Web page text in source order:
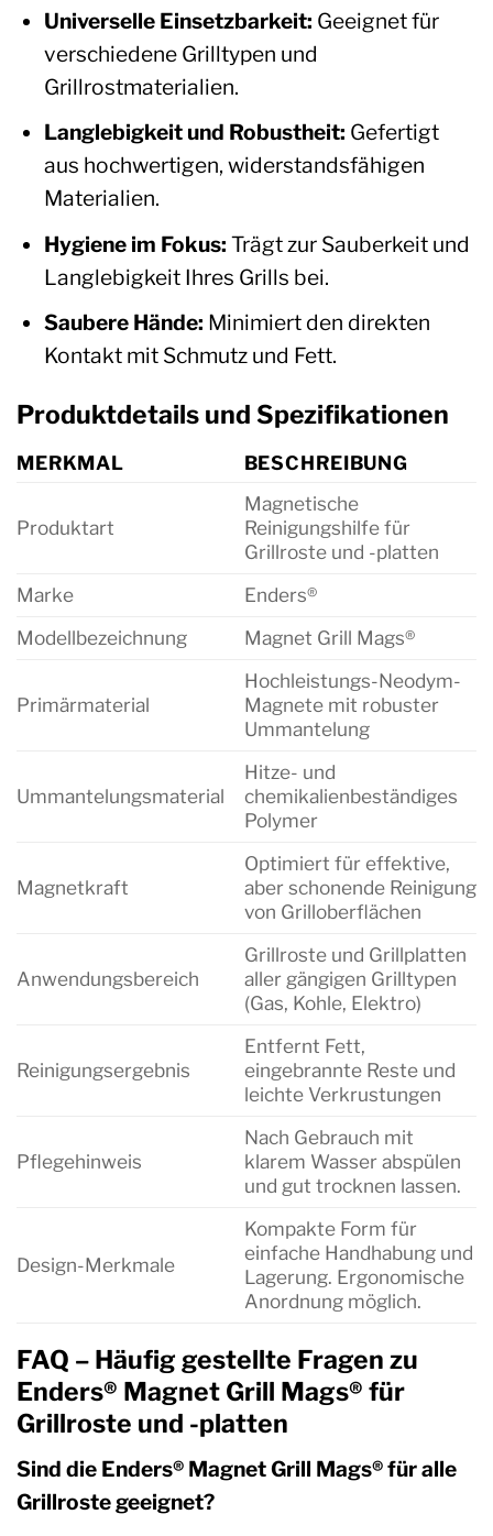
Universelle Einsetzbarkeit: Geeignet für
verschiedene Grilltypen und
Grillrostmaterialien.
Langlebigkeit und Robustheit: Gefertigt
aus hochwertigen, widerstandsfähigen
Materialien.
Hygiene im Fokus: Trägt zur Sauberkeit und
Langlebigkeit Ihres Grills bei.
Saubere Hände: Minimiert den direkten
Kontakt mit Schmutz und Fett.
Produktdetails und Spezifikationen
MERKMAL BESCHREIBUNG
Produktart
Magnetische
Reinigungshilfe für
Grillroste und -platten
Marke
Enders®
Modellbezeichnung
Magnet Grill Mags®
Primärmaterial
Hochleistungs-Neodym-
Magnete mit robuster
Ummantelung
Ummantelungsmaterial
Hitze- und
chemikalienbeständiges
Polymer
Magnetkraft
Optimiert für effektive,
aber schonende Reinigung
von Grilloberflächen
Anwendungsbereich
Grillroste und Grillplatten
aller gängigen Grilltypen
(Gas, Kohle, Elektro)
Reinigungsergebnis
Entfernt Fett,
eingebrannte Reste und
leichte Verkrustungen
Pflegehinweis
Nach Gebrauch mit
klarem Wasser abspülen
und gut trocknen lassen.
Design-Merkmale
Kompakte Form für
einfache Handhabung und
Lagerung. Ergonomische
Anordnung möglich.
FAQ – Häufig gestellte Fragen zu
Enders® Magnet Grill Mags® für
Grillroste und -platten
Sind die Enders® Magnet Grill Mags® für alle
Grillroste geeignet?